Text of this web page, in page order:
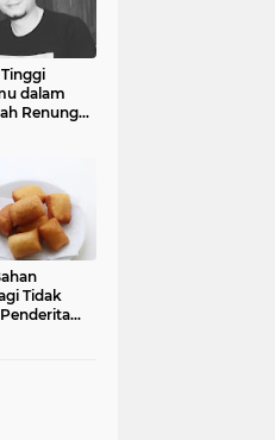
dalam
Renungan
Tidak